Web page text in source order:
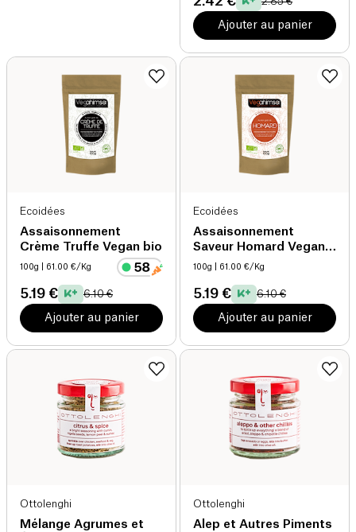
Ajouter au panier
Ecoidées
Assaisonnement
Crème Truffe Vegan bio
100g | 61.00 €/Kg
5.19 € 6.10 €
Ajouter au panier
Ecoidées
Assaisonnement
Saveur Homard Vegan
bio
100g | 61.00 €/Kg
5.19 € 6.10 €
Ajouter au panier
Ottolenghi
Mélange Agrumes et
Ottolenghi
Alep et Autres Piments